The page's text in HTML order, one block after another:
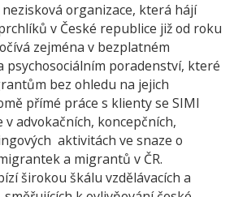
organizace, která hájí
v České republice již od roku
zejména v bezplatném
psychosociálním poradenství, které
bez ohledu na jejich
přímé práce s klienty se SIMI
advokačních, koncepčních,
aktivitách ve snaze o
a migrantů v ČR.
širokou škálu vzdělávacích a